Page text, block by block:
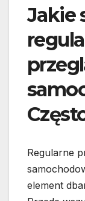
Jakie
Regularne
element